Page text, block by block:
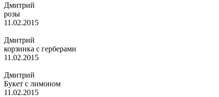
Дмитрий
розы
11.02.2015
Дмитрий
корзинка с герберами
11.02.2015
Дмитрий
Букет с лимоном
11.02.2015